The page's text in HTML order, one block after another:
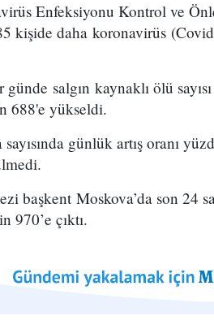
Enfeksiyonu Kontrol ve
kişide daha koronavirüs
salgın kaynaklı ölü
688'e yükseldi.
günlük artış oranı
başkent Moskova’da son 24
970’e çıktı.